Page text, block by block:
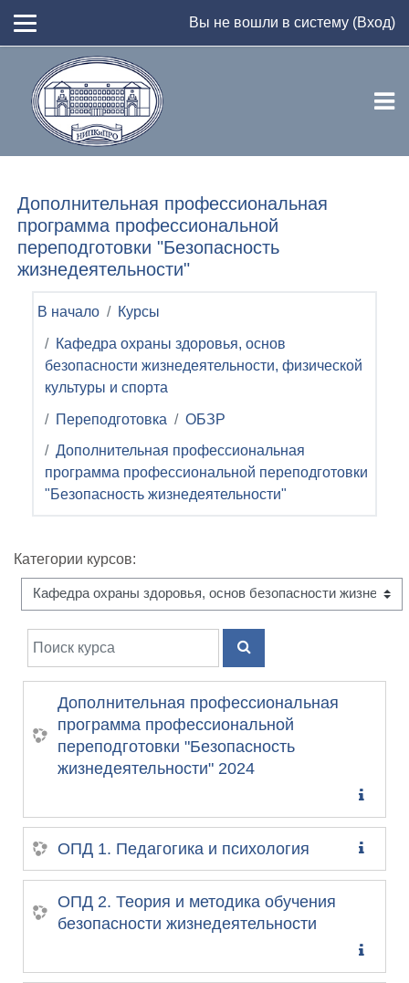
Вы не вошли в систему (Вход)
Дополнительная профессиональная
программа профессиональной
переподготовки "Безопасность
жизнедеятельности"
В начало Курсы
Кафедра охраны здоровья, основ
безопасности жизнедеятельности, физической
культуры и спорта
Переподготовка ОБЗР
Дополнительная профессиональная
программа профессиональной переподготовки
"Безопасность жизнедеятельности"
Категории курсов:
Поиск курса
ПОИСК КУРСА
Дополнительная профессиональная
программа профессиональной
переподготовки "Безопасность
жизнедеятельности" 2024
ОПД 1. Педагогика и психология
ОПД 2. Теория и методика обучения
безопасности жизнедеятельности